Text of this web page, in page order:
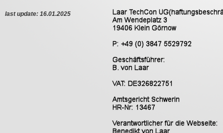
last update: 16.01.2025